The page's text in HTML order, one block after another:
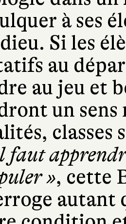
à ses
Si les
au
au jeu et
un sens
classes
faut
», cette
autant